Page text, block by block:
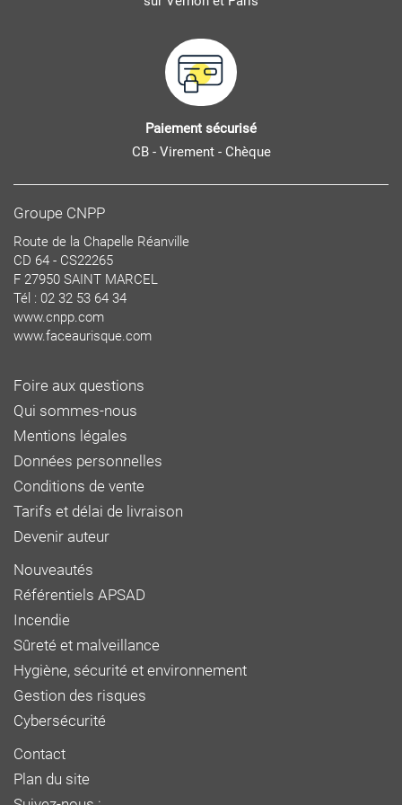
Paiement sécurisé
CB - Virement - Chèque
Groupe CNPP
Route de la Chapelle Réanville
CD 64 - CS22265
F 27950 SAINT MARCEL
Tél : 02 32 53 64 34
www.cnpp.com
www.faceaurisque.com
Foire aux questions
Qui sommes-nous
Mentions légales
Données personnelles
Conditions de vente
Tarifs et délai de livraison
Devenir auteur
Nouveautés
Référentiels APSAD
Incendie
Sûreté et malveillance
Hygiène, sécurité et environnement
Gestion des risques
Cybersécurité
Contact
Plan du site